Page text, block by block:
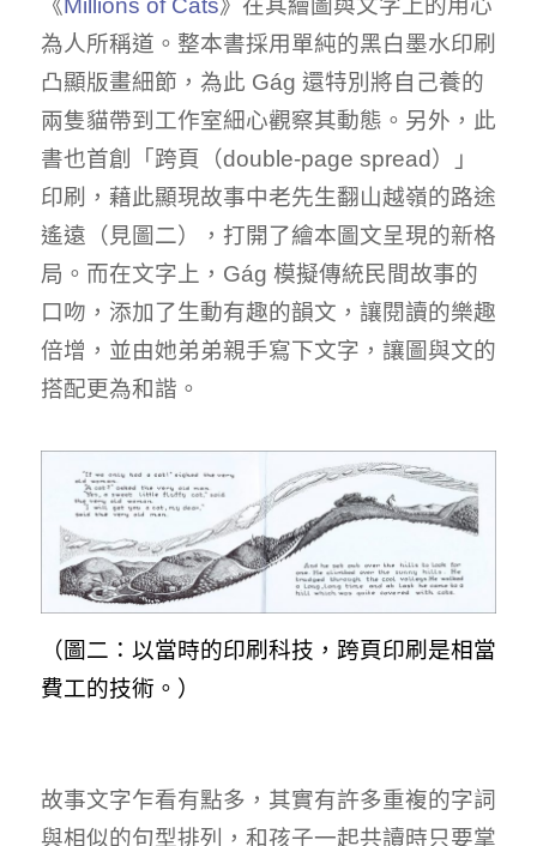
《Millions of Cats》在其繪圖與文字上的用心
為人所稱道。整本書採用單純的黑白墨水印刷
凸顯版畫細節，為此 Gág 還特別將自己養的
兩隻貓帶到工作室細心觀察其動態。另外，此
書也首創「跨頁（double-page spread）」
印刷，藉此顯現故事中老先生翻山越嶺的路途
遙遠（見圖二），打開了繪本圖文呈現的新格
局。而在文字上，Gág 模擬傳統民間故事的
口吻，添加了生動有趣的韻文，讓閱讀的樂趣
倍增，並由她弟弟親手寫下文字，讓圖與文的
搭配更為和諧。
（圖二：以當時的印刷科技，跨頁印刷是相當
費工的技術。）
故事文字乍看有點多，其實有許多重複的字詞
與相似的句型排列，和孩子一起共讀時只要掌